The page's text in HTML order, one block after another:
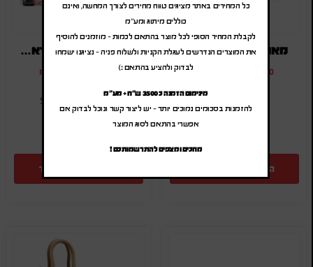
מארז שוקולד איכותי
252.00
הוספה להצעת מחיר
מארזים יוקרתיים לראש השנה
258.00
₪
SA-RH-25-19
הוספה להצעת מחיר
כל המחירים באתר מציגים טווח מחירים לצורך המחשה, ואינם
כוללים מיתוג ומע"מ
לקבלת המחיר הסופי לכל מוצר בהתאם לכמות – מוזמנים להוסיף
את המוצרים הנדרשים לעגלת הקניות ולשלוח פניה – נציגנו ישמחו
לבדוק ולהציע בהתאם :)
מינימום הזמנה כ 3500 ש"ח + מע"מ
להזמנות בסכומים נמוכים יותר – יש ליצור קשר ונוכל לבדוק אם
אפשרי בהתאם לסוג המוצר
מחכים ומצפים להתרשמותכם !